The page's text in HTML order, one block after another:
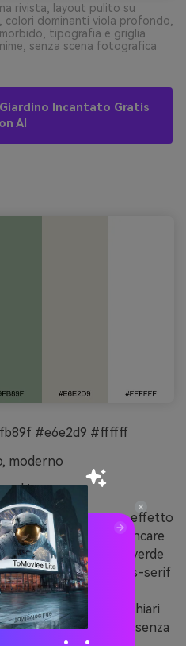
rivista, layout pulito su
dominanti viola profondo,
tipografia e griglia
senza scena fotografica
Incantato Gratis
AI
#e6e2d9 #ffffff
moderno
skincare
al marmo danno un effetto
Usalo su etichette skincare
gli ingredienti e il verde
con tipografia sans-serif
per un’atmosfera
stampa i toni più chiari
naturale la palette, senza